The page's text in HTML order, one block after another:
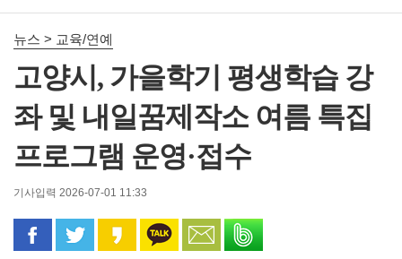
뉴스 > 교육/연예
고양시, 가을학기 평생학습 강
좌 및 내일꿈제작소 여름 특집
프로그램 운영·접수
기사입력 2026-07-01 11:33
페이스북으로 공유
트위터로 공유카카오 스토리로 공유
카카오톡으로 공유
문자로 공유